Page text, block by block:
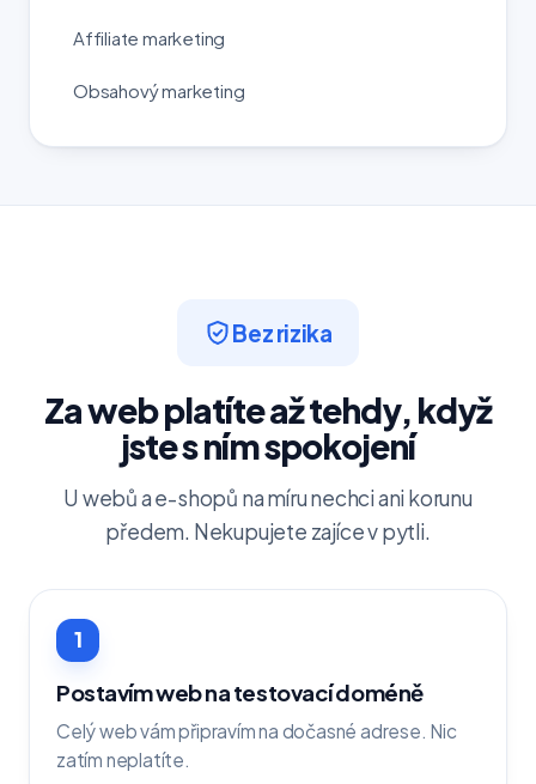
Affiliate marketing
Obsahový marketing
Bez rizika
Za web platíte až tehdy, když
jste s ním spokojení
U webů a e-shopů na míru nechci ani korunu
předem. Nekupujete zajíce v pytli.
1
Postavím web na testovací doméně
Celý web vám připravím na dočasné adrese. Nic
zatím neplatíte.